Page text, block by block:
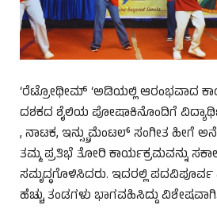
‘ರೆಟ್ರೋಥೀಮ್ ‘ಅಡಿಯಲ್ಲಿ ಆರಂಭವಾದ
ದಶಕದ ಶೈಲಿಯ ಪೋಷಾಕಿನೊಂದಿಗೆ
, ನಾಟಕ, ಇನ್ಸ್ಟ್ರುಮೆಂಟಲ್ ಸಂಗೀತ ಹೀಗೆ
ತಮ್ಮ ಪ್ರತಿಭೆ ತೋರಿ ಕಾರ್ಯಕ್ರಮವನ್ನು
ಸಮೃದ್ಧಗೊಳಿಸಿದರು. ಇದರಲ್ಲಿ ಪದವಿಪೂರ್ವ
ಹೆಚ್ಚು ತಂಡಗಳು ಭಾಗವಹಿಸಿದ್ದು